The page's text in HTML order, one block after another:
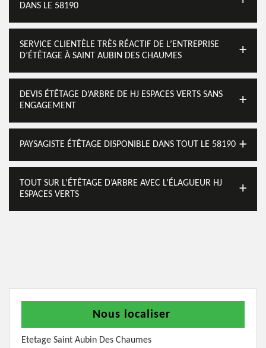
DANS LE 58190
SERVICE CLIENTÈLE TRÈS RÉACTIF DE L’ENTREPRISE
D’ÉTÊTAGE À SAINT AUBIN DES CHAUMES
DEVIS ÉTÊTAGE D’ARBRE DE HJ ESPACES VERTS SANS
ENGAGEMENT
PAYSAGISTE ÉTÊTAGE DISPONIBLE DANS TOUT LE 58190
TOUT SUR L’ÉTÊTAGE D’ARBRE AVEC L’ÉLAGUEUR HJ
ESPACES VERTS
Nous localiser
Etetage Saint Aubin Des Chaumes